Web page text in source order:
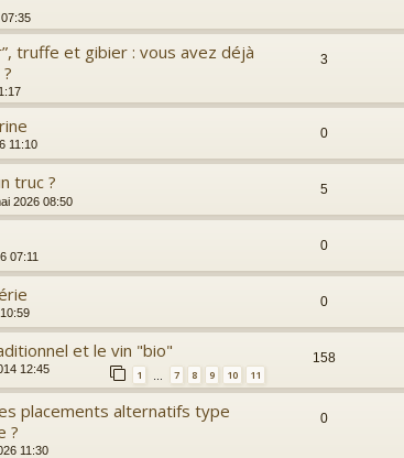
truffe et gibier : vous avez déjà
3
11:10
0
truc ?
2026 08:50
5
07:11
0
0
et le vin "bio"
12:45 1 7 8 9 10 11
158
placements alternatifs type
?
11:30
0